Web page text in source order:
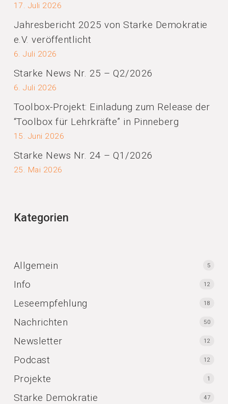
17. Juli 2026
Jahresbericht 2025 von Starke Demokratie
e.V. veröffentlicht
6. Juli 2026
Starke News Nr. 25 – Q2/2026
6. Juli 2026
Toolbox-Projekt: Einladung zum Release der
“Toolbox für Lehrkräfte” in Pinneberg
15. Juni 2026
Starke News Nr. 24 – Q1/2026
25. Mai 2026
Kategorien
Allgemein 5
Info 12
Leseempfehlung 18
Nachrichten 50
Newsletter 12
Podcast 12
Projekte 1
Starke Demokratie 47